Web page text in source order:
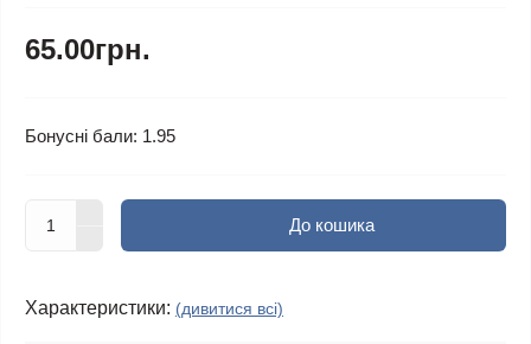
65.00грн.
Бонусні бали: 1.95
До кошика
Характеристики: (дивитися всі)